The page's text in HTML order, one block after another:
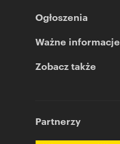
Ogłoszenia
Ważne informacje
Zobacz także
Partnerzy